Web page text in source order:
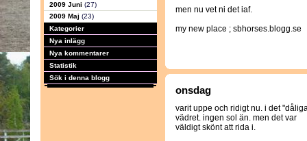
2009 Juni (27)
2009 Maj (23)
Kategorier
Nya inlägg
Nya kommentarer
Statistik
Sök i denna blogg
men nu vet ni det iaf.
my new place ; sbhorses.blogg.se
onsdag
varit uppe och ridigt nu. i det
vädret. ingen sol än. men det var
väldigt skönt att rida i.